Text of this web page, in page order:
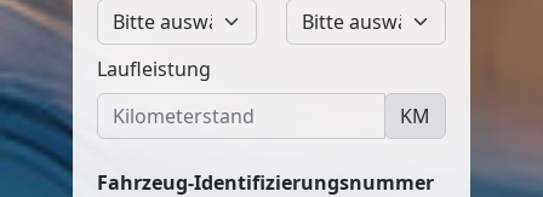
Laufleistung
KM
Fahrzeug-Identifizierungsnummer